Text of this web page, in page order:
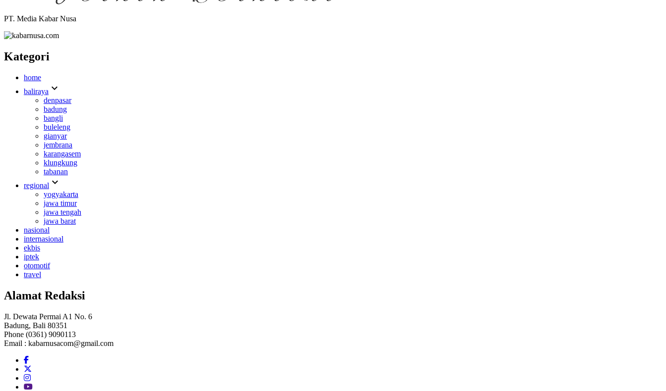
PT. Media Kabar Nusa
Kategori
home
baliraya expand_more
denpasar
badung
bangli
buleleng
gianyar
jembrana
karangasem
klungkung
tabanan
regional expand_more
yogyakarta
jawa timur
jawa tengah
jawa barat
nasional
internasional
ekbis
iptek
otomotif
travel
Alamat Redaksi
Jl. Dewata Permai A1 No. 6
Badung, Bali 80351
Phone (0361) 9090113
Email : kabarnusacom@gmail.com